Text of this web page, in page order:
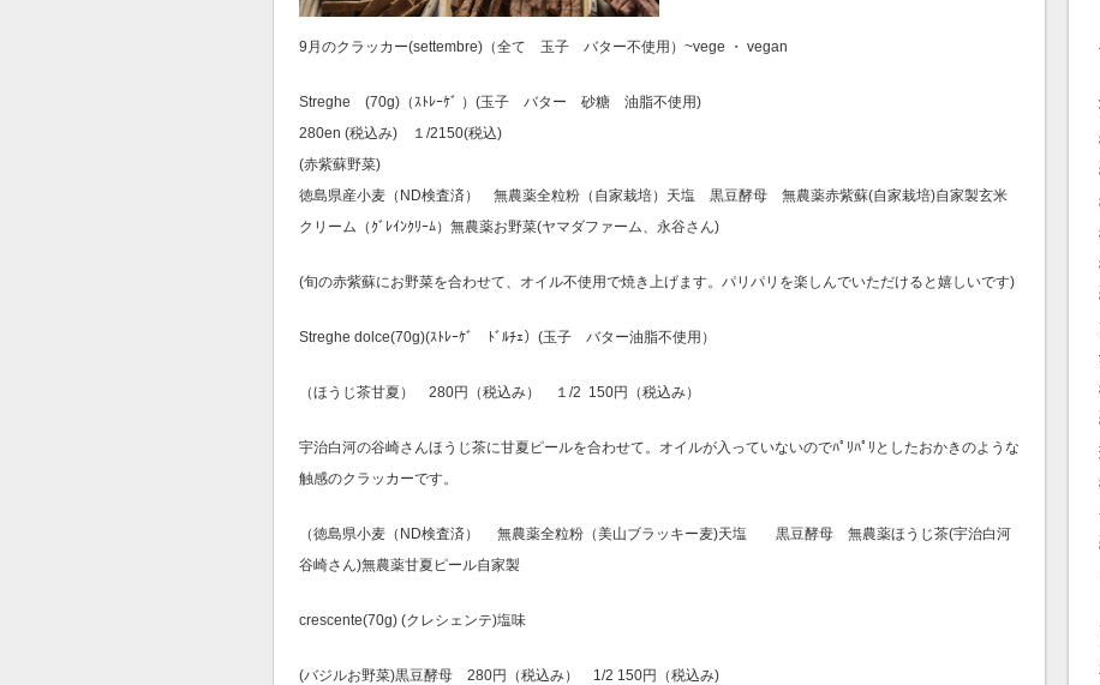
9月のクラッカー(settembre)（全て 玉子 バター不使用）~vege ・ vegan
Streghe (70g)（ｽﾄﾚｰｹﾞ ）(玉子 バター 砂糖 油脂不使用)
280en (税込み) １/2150(税込)
(赤紫蘇野菜)
徳島県産小麦（ND検査済） 無農薬全粒粉（自家栽培）天塩 黒豆酵母 無農薬赤紫蘇(自家栽培)自家製玄米
クリーム（ｸﾞﾚｲﾝｸﾘｰﾑ）無農薬お野菜(ヤマダファーム、永谷さん)
(旬の赤紫蘇にお野菜を合わせて、オイル不使用で焼き上げます。パリパリを楽しんでいただけると嬉しいです)
Streghe dolce(70g)(ｽﾄﾚｰｹﾞ ﾄﾞﾙﾁｪ）(玉子 バター油脂不使用）
（ほうじ茶甘夏） 280円（税込み） １/2 150円（税込み）
宇治白河の谷崎さんほうじ茶に甘夏ピールを合わせて。オイルが入っていないのでﾊﾟﾘﾊﾟﾘとしたおかきのような
触感のクラッカーです。
（徳島県小麦（ND検査済） 無農薬全粒粉（美山ブラッキー麦)天塩 黒豆酵母 無農薬ほうじ茶(宇治白河
谷崎さん)無農薬甘夏ピール自家製
crescente(70g) (クレシェンテ)塩味
(バジルお野菜)黒豆酵母 280円（税込み） 1/2 150円（税込み)